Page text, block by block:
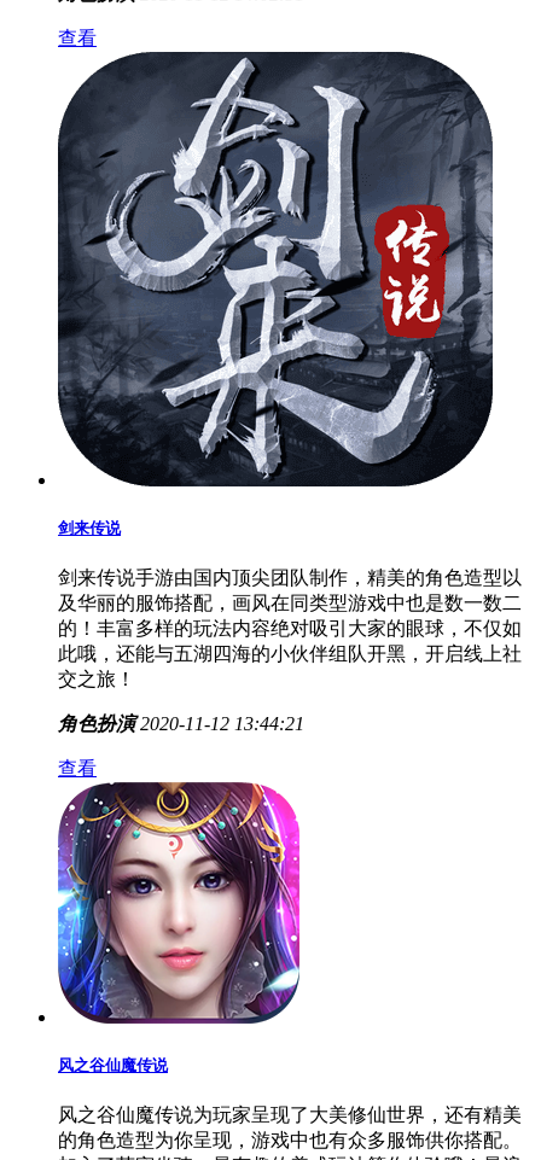
查看
剑来传说
剑来传说手游由国内顶尖团队制作，精美的角色造型以
及华丽的服饰搭配，画风在同类型游戏中也是数一数二
的！丰富多样的玩法内容绝对吸引大家的眼球，不仅如
此哦，还能与五湖四海的小伙伴组队开黑，开启线上社
交之旅！
角色扮演 2020-11-12 13:44:21
查看
风之谷仙魔传说
风之谷仙魔传说为玩家呈现了大美修仙世界，还有精美
的角色造型为你呈现，游戏中也有众多服饰供你搭配。